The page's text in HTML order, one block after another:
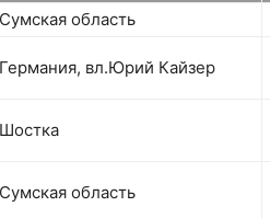
Сумская область
Германия, вл.Юрий Кайзер
Шостка
Сумская область